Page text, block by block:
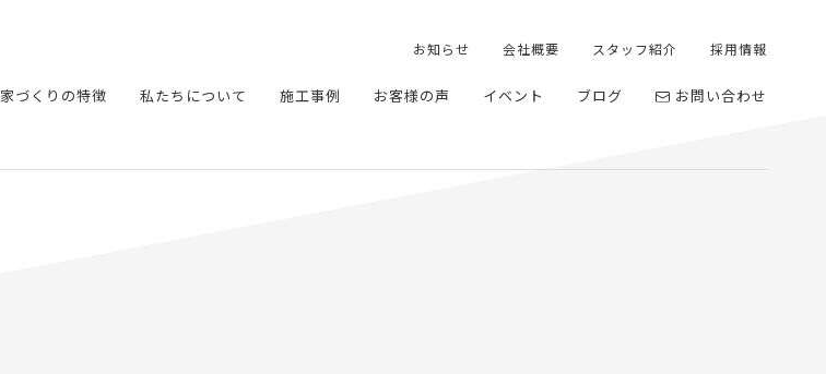
お知らせ 会社概要 スタッフ紹介 採用情報
家づくりの特徴 私たちについて 施工事例 お客様の声 イベント ブログ お問い合わせ